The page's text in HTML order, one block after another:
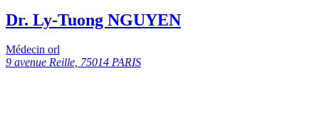
Dr. Ly-Tuong NGUYEN
Médecin orl
9 avenue Reille, 75014 PARIS